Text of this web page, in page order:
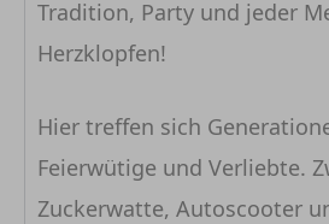
Tradition, Party und jeder
Herzklopfen!
Hier treffen sich
Feierwütige und Verliebte.
Zuckerwatte, Autoscooter